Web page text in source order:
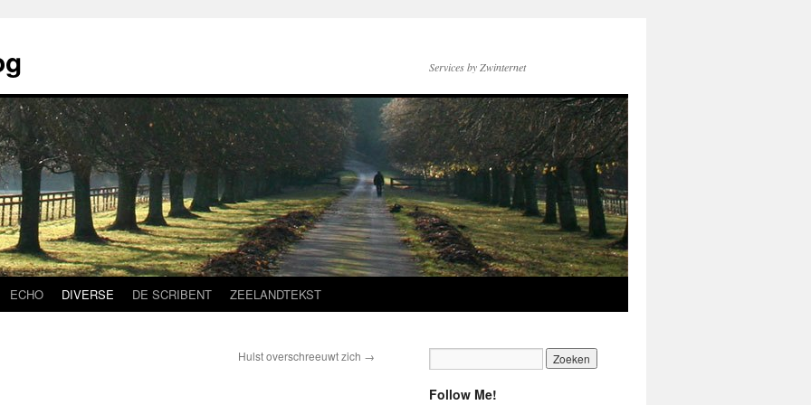
Services by Zwinternet
ECHO DIVERSE DE SCRIBENT ZEELANDTEKST
Hulst overschreeuwt zich →
Follow Me!